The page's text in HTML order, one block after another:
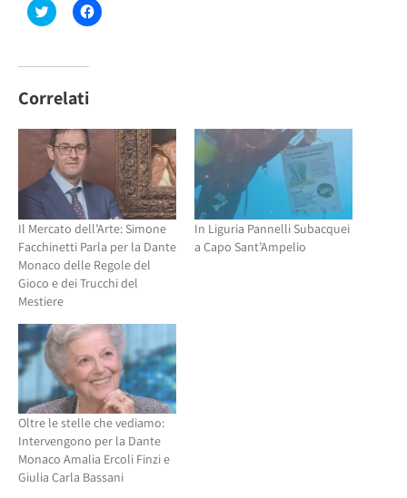
Fai
clic
su
(Si
apre
una
nuova
finestra)
Fai
clic
nuova
finestra)
Correlati
Il Mercato dell’Arte: Simone
Facchinetti Parla per la Dante
Monaco delle Regole del
Gioco e dei Trucchi del
Mestiere
In Liguria Pannelli Subacquei
a Capo Sant’Ampelio
Oltre le stelle che vediamo:
Intervengono per la Dante
Monaco Amalia Ercoli Finzi e
Giulia Carla Bassani